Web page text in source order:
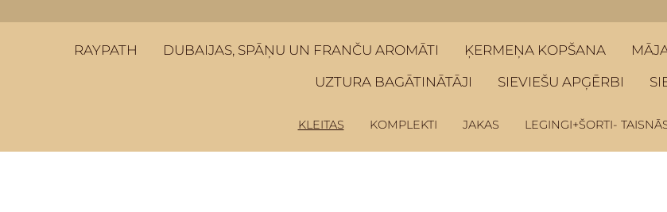
RAYPATH DUBAIJAS, SPĀŅU UN FRANČU AROMĀTI ĶERMEŅA KOPŠANA
UZTURA BAGĀTINĀTĀJI
SIEVIEŠU APĢĒRBI
KLEITAS KOMPLEKTI JAKAS LEGINGI+ŠORTI-